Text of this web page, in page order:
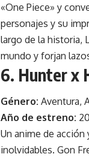
«One Piece» y
personajes y su
largo de la historia,
mundo y forjan
6. Hunter x
Género: Aventura,
Año de estreno:
Un anime de acción
inolvidables. Gon